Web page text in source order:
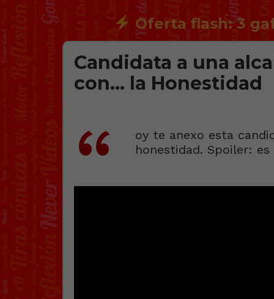
Oferta flash: 3
Candidata a una
con… la Honestidad
oy te anexo esta
honestidad. Spoiler: